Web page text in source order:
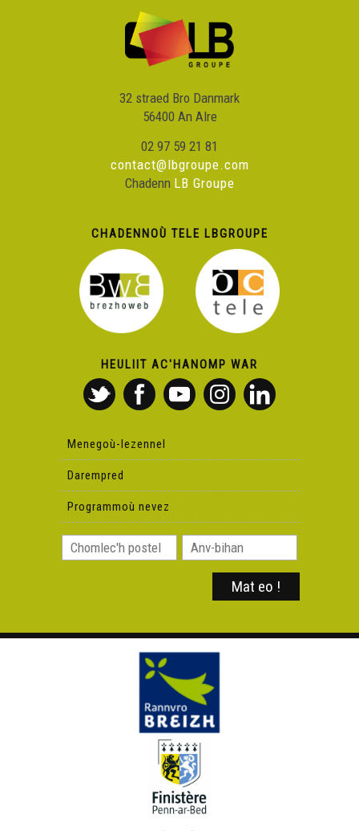
32 straed Bro Danmark
56400 An Alre
02 97 59 21 81
contact@lbgroupe.com
Chadenn LB Groupe
CHADENNOÙ TELE LBGROUPE
HEULIIT AC'HANOMP WAR
Menegoù-lezennel
Darempred
Programmoù nevez